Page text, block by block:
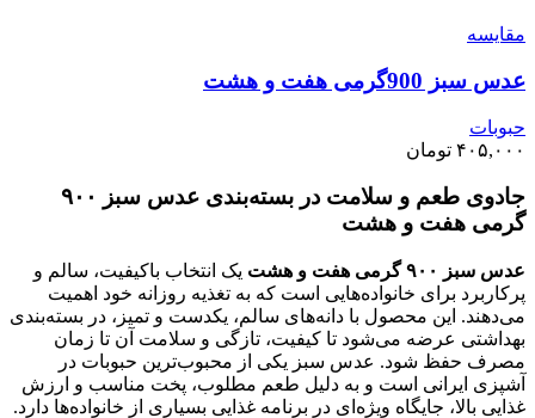
مقايسه
عدس سبز 900گرمی هفت و هشت
حبوبات
۴۰۵,۰۰۰ تومان
جادوی طعم و سلامت در بسته‌بندی عدس سبز ۹۰۰
گرمی هفت و هشت
عدس سبز ۹۰۰ گرمی هفت و هشت
یک انتخاب باکیفیت، سالم و
پرکاربرد برای خانواده‌هایی است که به تغذیه روزانه خود اهمیت
می‌دهند. این محصول با دانه‌های سالم، یکدست و تمیز، در بسته‌بندی
بهداشتی عرضه می‌شود تا کیفیت، تازگی و سلامت آن تا زمان
مصرف حفظ شود. عدس سبز یکی از محبوب‌ترین حبوبات در
آشپزی ایرانی است و به دلیل طعم مطلوب، پخت مناسب و ارزش
غذایی بالا، جایگاه ویژه‌ای در برنامه غذایی بسیاری از خانواده‌ها دارد.